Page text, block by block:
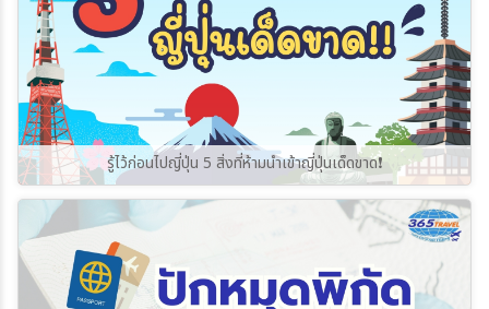
รู้ไว้ก่อนไปญี่ปุ่น 5 สิ่งที่ห้ามนำเข้าญี่ปุ่นเด็ดขาด❗️